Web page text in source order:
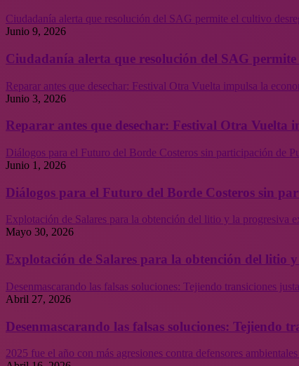
Ciudadanía alerta que resolución del SAG permite el cultivo
Junio 9, 2026
Ciudadanía alerta que resolución del SAG
Reparar antes que desechar: Festival Otra Vuelta impulsa la
Junio 3, 2026
Reparar antes que desechar: Festival Otra Vuelta
Diálogos para el Futuro del Borde Costeros sin participación de
Junio 1, 2026
Diálogos para el Futuro del Borde Costeros sin
Explotación de Salares para la obtención del litio y la progresiva
Mayo 30, 2026
Explotación de Salares para la obtención del litio
Desenmascarando las falsas soluciones: Tejiendo transiciones
Abril 27, 2026
Desenmascarando las falsas soluciones: Tejiendo
2025 fue el año con más agresiones contra defensores